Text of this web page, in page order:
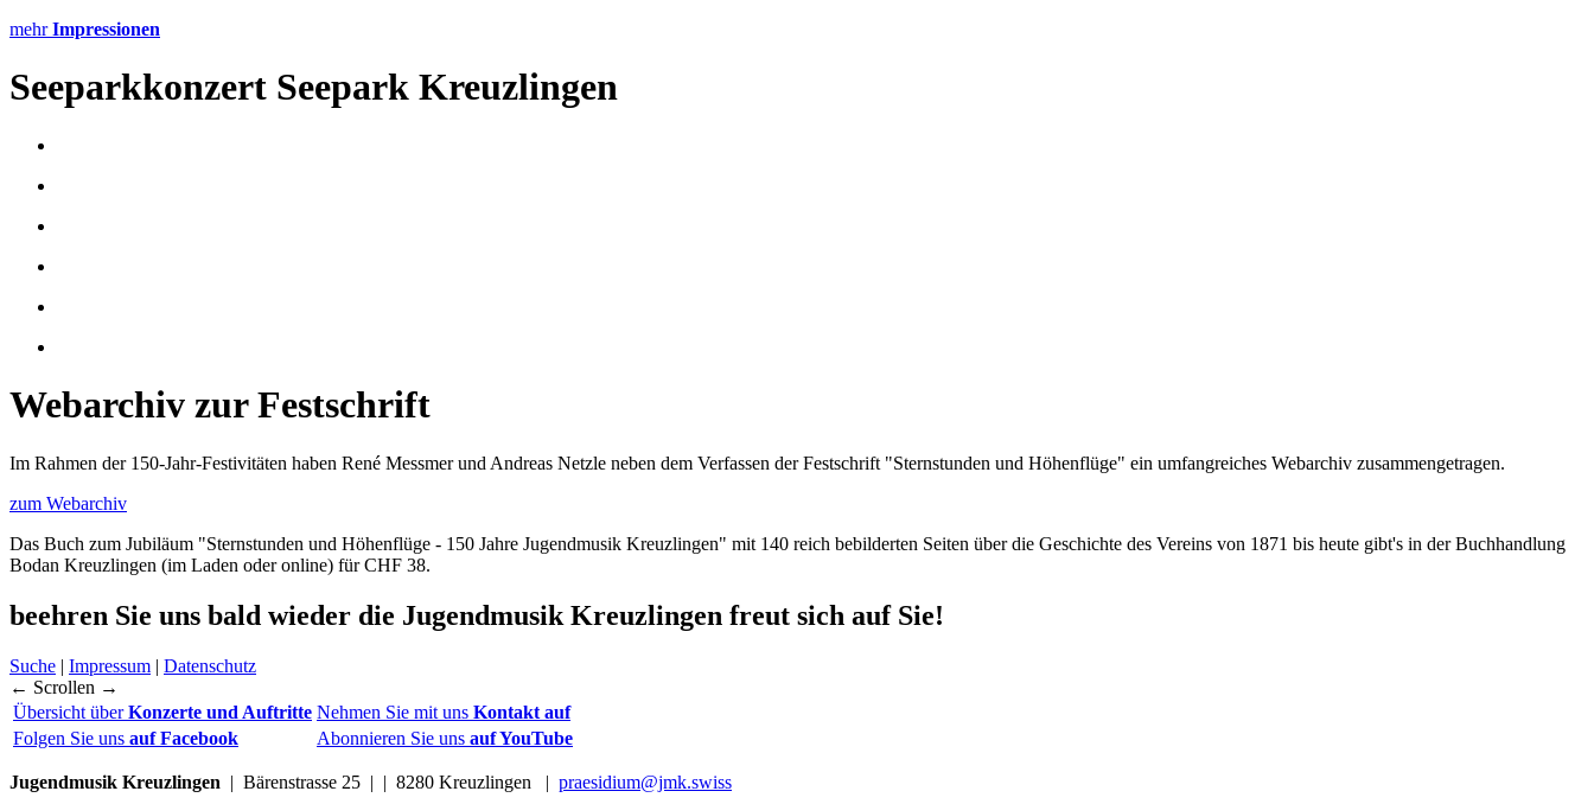
mehrImpressionen
Seeparkkonzert Seepark Kreuzlingen
Webarchiv zur Festschrift
Im Rahmen der 150-Jahr-Festivitäten haben René Messmer und Andreas Netzle neben dem Verfassen der Festschrift "Sternstunden und Höhenflüge" ein umfangreiches Webarchiv zusammengetragen.
zum Webarchiv
Das Buch zum Jubiläum "Sternstunden und Höhenflüge - 150 Jahre Jugendmusik Kreuzlingen" mit 140 reich bebilderten Seiten über die Geschichte des Vereins von 1871 bis heute gibt's in der Buchhandlung
Bodan Kreuzlingen (im Laden oder online) für CHF 38.
beehren Sie uns bald wieder die Jugendmusik Kreuzlingen freut sich auf Sie!
Suche | Impressum | Datenschutz
← Scrollen →
Übersicht überKonzerte und Auftritte Nehmen Sie mit uns Kontakt auf
Folgen Sie uns auf Facebook Abonnieren Sie uns auf YouTube
Jugendmusik Kreuzlingen | Bärenstrasse 25 | | 8280 Kreuzlingen | praesidium@jmk.swiss